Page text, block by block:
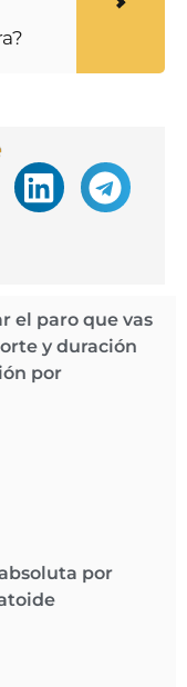
el paro que vas
y duración
por
por